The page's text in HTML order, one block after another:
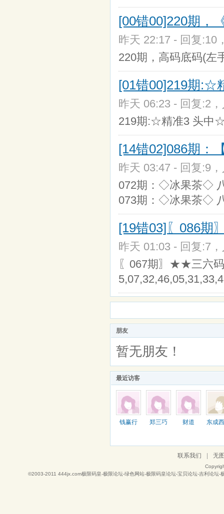
[00错00]220期，
昨天 22:17 - 回复:10
220期，高码底码(左
[01错00]219期:☆
昨天 06:23 - 回复:2
219期:☆精准3 头中
[14错02]086期：
昨天 03:47 - 回复:9
072期：◇冰果茶◇
073期：◇冰果茶◇
[19错03]〖086期
昨天 01:03 - 回复:7
〖067期〗★★三六
朋友
暂无朋友！
最近访客
钱赢行 郑三巧 财道 东成
联系我们 无
©2003-2011 444jx.com极限码皇-极限论坛-绿色网站-极限码皇论坛-宝贝论坛-吉利论坛